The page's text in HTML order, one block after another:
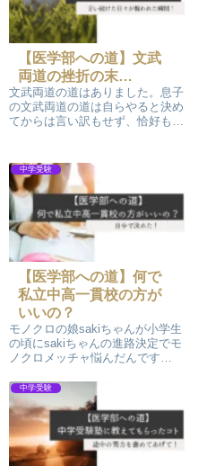
【医学部への道】文武
両道の挫折の末…
文武両道の道はありました。息子
の文武両道の道は自らやると決め
てからは言い訳もせず、恰好もつ
すが、国立医学部医学科に合格す
るまで歩み切ったのは、野球をし
ていたからだと思っています。
中学受験
【医学部への道】何で
私立中高一貫校の方が
いいの？
モノクロの娘sakiちゃんが小学生
の頃にsakiちゃんの進路決定でモ
ノクロメッチャ悩んだんです
て迄私立の超高一貫校に行かなく
ても授業料の安い国立中学や公立
中高一貫校でイイじゃないかと…
そんなモノクロが娘の進学後に私
立中高一貫校がメッチャいいと思
うコトに…
中学受験